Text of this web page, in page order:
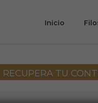
Inicio
RECUPERA TU